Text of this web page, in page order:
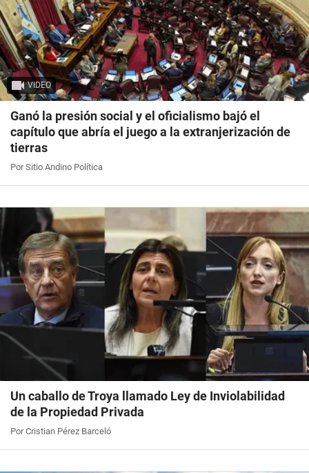
VIDEO
Ganó la presión social y el oficialismo bajó el
capítulo que abría el juego a la extranjerización de
tierras
Por Sitio Andino Política
Un caballo de Troya llamado Ley de Inviolabilidad
de la Propiedad Privada
Por Cristian Pérez Barceló